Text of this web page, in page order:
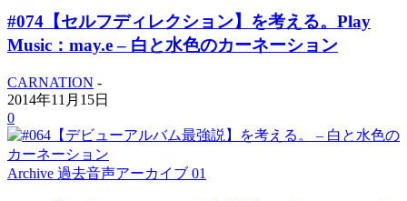
#074【セルフディレクション】を考える。Play
Music：may.e – 白と水色のカーネーション
CARNATION -
2014年11月15日
0
Archive 過去音声アーカイブ 01